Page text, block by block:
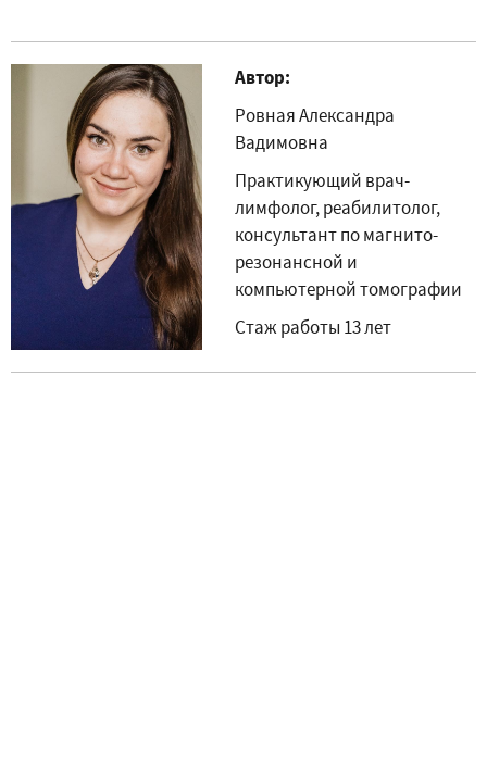
Автор:
Ровная Александра
Вадимовна
Практикующий врач-
лимфолог, реабилитолог,
консультант по магнито-
резонансной и
компьютерной томографии
Стаж работы 13 лет